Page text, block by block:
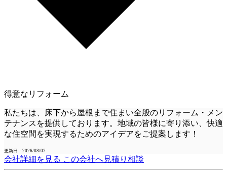
得意なリフォーム
私たちは、床下から屋根まで住まい全般のリフォーム・メン
テナンスを提供しております。地域の皆様に寄り添い、快適
な住空間を実現するためのアイデアをご提案します！
更新日：2026/08/07
会社詳細を見る この会社へ見積り相談